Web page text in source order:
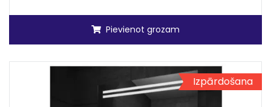
Pievienot grozam
Izpārdošana